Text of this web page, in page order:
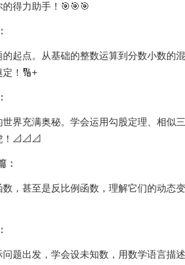
得力助手！🎯🎯🎯
起点。从基础的整数运算到分数小数的
定！🔢+
界充满奥秘。学会运用勾股定理、相似
📐📐📐
：
，甚至是反比例函数，理解它们的动态
题出发，学会设未知数，用数学语言描